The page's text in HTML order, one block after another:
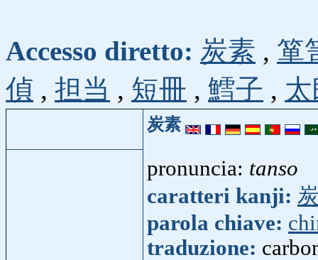
Accesso diretto: 炭素 , 箪
偵 , 担当 , 短冊 , 鱈子 ,
炭素
pronuncia: tanso
caratteri kanji:
parola chiave:
traduzione: